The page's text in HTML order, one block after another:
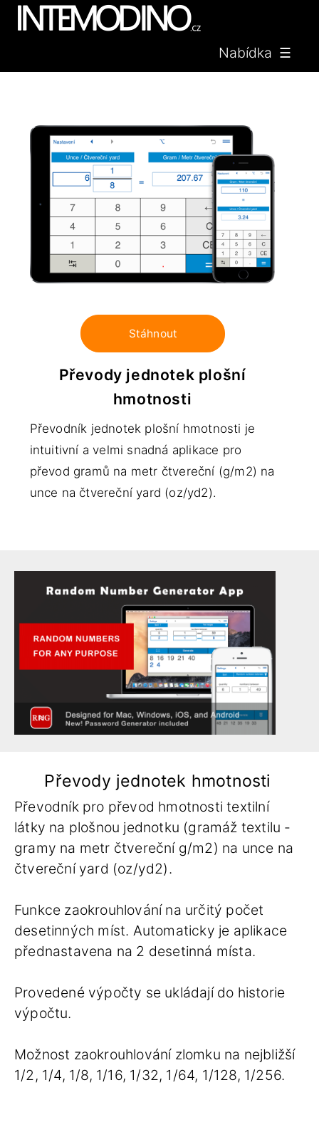
Nabídka ☰
Stáhnout
Převody jednotek plošní
hmotnosti
Převodník jednotek plošní hmotnosti je
intuitivní a velmi snadná aplikace pro
převod gramů na metr čtvereční (g/m2) na
unce na čtvereční yard (oz/yd2).
Převody jednotek hmotnosti
Převodník pro převod hmotnosti textilní
látky na plošnou jednotku (gramáž textilu -
gramy na metr čtvereční g/m2) na unce na
čtvereční yard (oz/yd2).
Funkce zaokrouhlování na určitý počet
desetinných míst. Automaticky je aplikace
přednastavena na 2 desetinná místa.
Provedené výpočty se ukládají do historie
výpočtu.
Možnost zaokrouhlování zlomku na nejbližší
1/2, 1/4, 1/8, 1/16, 1/32, 1/64, 1/128, 1/256.